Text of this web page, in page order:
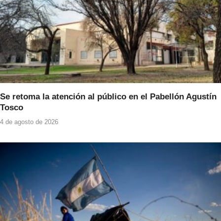
Se retoma la atención al público en el Pabellón Agustín
Tosco
4 de agosto de 2026